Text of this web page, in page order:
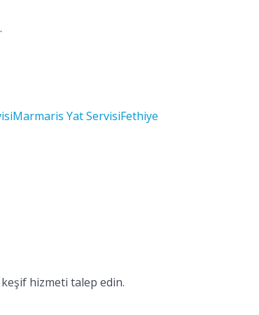
Marmaris Yat ServisiFethiye
hizmeti talep edin.